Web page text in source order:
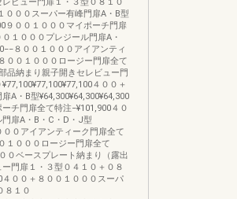
０００スーパー有峰門扉A・B型
９００１０００マイポーチ門扉
１０００プレジール門扉A・
８００１０００アイアンティ
００１０００ロージー門扉全て
品納まり親子開きセレビュー門
４００＋
A・B型¥64,300¥64,300¥64,300
チ門扉全て特注−¥101,900４０
扉A・B・C・D・J型
０アイアンティーク門扉全て
１０００ロージー門扉全て
０ベースプレート納まり（露出
門扉１・３型０４１０＋０８
４００＋８００１０００スーパ
８１０